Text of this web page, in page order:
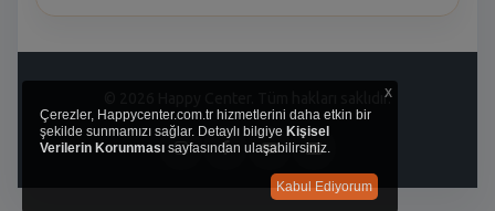
© 2026 Happy Center. Tüm hakları saklıdır.
x
Çerezler, Happycenter.com.tr hizmetlerini daha etkin bir
şekilde sunmamızı sağlar. Detaylı bilgiye Kişisel
Verilerin Korunması sayfasından ulaşabilirsiniz.
Kabul Ediyorum